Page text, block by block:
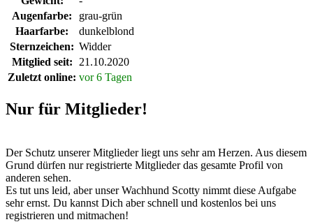
Augenfarbe:
grau-grün
Haarfarbe:
dunkelblond
Sternzeichen: Widder
Mitglied seit:
21.10.2020
Zuletzt online: vor 6 Tagen
Nur für Mitglieder!
Der Schutz unserer Mitglieder liegt uns sehr am Herzen. Aus diesem
Grund dürfen nur registrierte Mitglieder das gesamte Profil von
anderen sehen.
Es tut uns leid, aber unser Wachhund Scotty nimmt diese Aufgabe
sehr ernst. Du kannst Dich aber schnell und kostenlos bei uns
registrieren und mitmachen!